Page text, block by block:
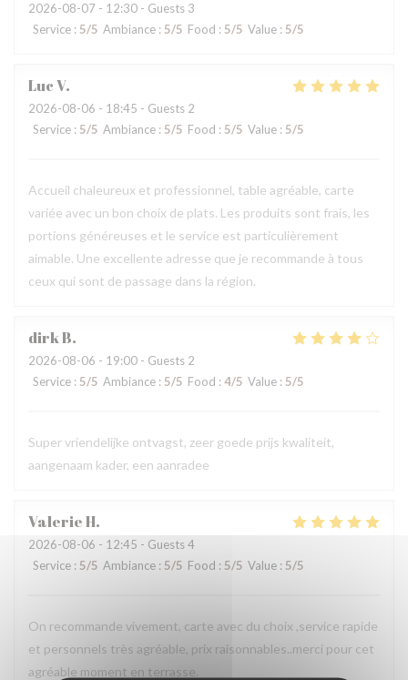
2026-08-07 - 12:30 - Guests 3
Service : 5/5 Ambiance : 5/5 Food : 5/5 Value : 5/5
LucV
2026-08-06 - 18:45 - Guests 2
Service : 5/5 Ambiance : 5/5 Food : 5/5 Value : 5/5
Accueil chaleureux et professionnel, table agréable, carte
variée avec un bon choix de plats. Les produits sont frais, les
portions généreuses et le service est particulièrement
aimable. Une excellente adresse que je recommande à tous
ceux qui sont de passage dans la région.
dirkB
2026-08-06 - 19:00 - Guests 2
Service : 5/5 Ambiance : 5/5 Food : 4/5 Value : 5/5
Super vriendelijke ontvagst, zeer goede prijs kwaliteit,
aangenaam kader, een aanradee
ValerieH
2026-08-06 - 12:45 - Guests 4
Service : 5/5 Ambiance : 5/5 Food : 5/5 Value : 5/5
On recommande vivement, carte avec du choix ,service rapide
et personnels très agréable, prix raisonnables..merci pour cet
agréable moment en terrasse.